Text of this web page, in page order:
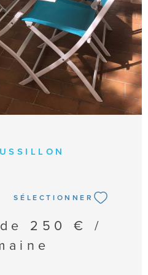
SÉLECTIONNER
250 € /